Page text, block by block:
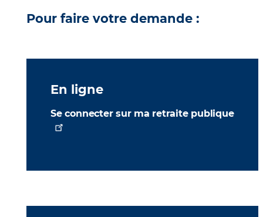
Pour faire votre demande :
En ligne
Se connecter sur ma retraite publique